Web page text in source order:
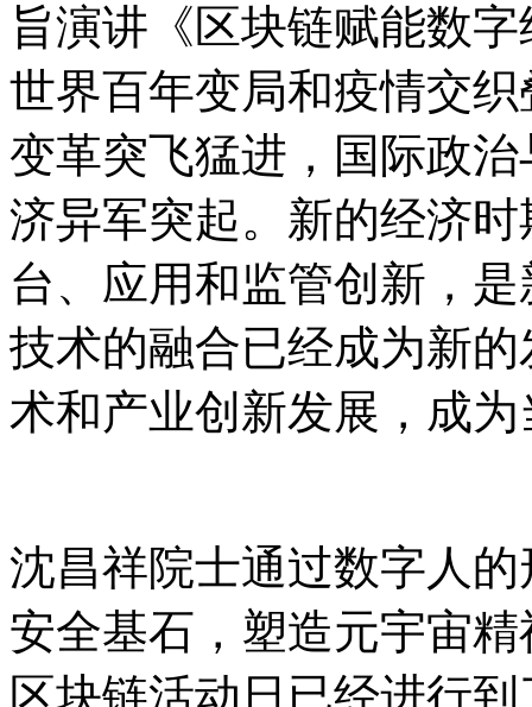
旨演讲《区块链赋能数
世界百年变局和疫情交
变革突飞猛进，国际政
济异军突起。新的经济
台、应用和监管创新，
技术的融合已经成为新
术和产业创新发展，成
沈昌祥院士通过数字人
安全基石，塑造元宇宙
区块链活动日已经进行